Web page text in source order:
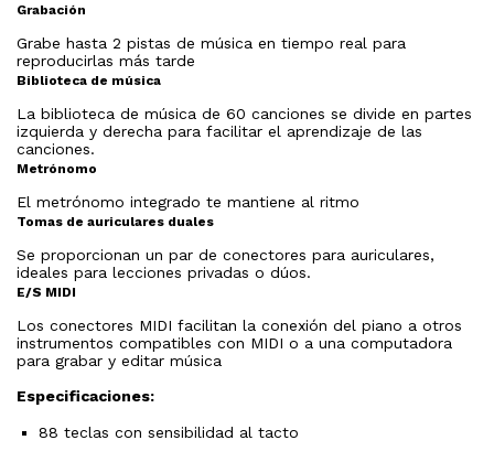
Grabación
Grabe hasta 2 pistas de música en tiempo real para
reproducirlas más tarde
Biblioteca de música
La biblioteca de música de 60 canciones se divide en partes
izquierda y derecha para facilitar el aprendizaje de las
canciones.
Metrónomo
El metrónomo integrado te mantiene al ritmo
Tomas de auriculares duales
Se proporcionan un par de conectores para auriculares,
ideales para lecciones privadas o dúos.
E/S MIDI
Los conectores MIDI facilitan la conexión del piano a otros
instrumentos compatibles con MIDI o a una computadora
para grabar y editar música
Especificaciones:
88 teclas con sensibilidad al tacto